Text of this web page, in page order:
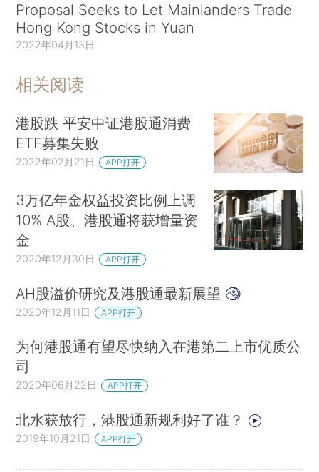
Proposal Seeks to Let Mainlanders Trade
Hong Kong Stocks in Yuan
2022年04月13日
相关阅读
港股跌 平安中证港股通消费
ETF募集失败
2022年02月21日 APP打开
3万亿年金权益投资比例上调
10% A股、港股通将获增量资
金
2020年12月30日 APP打开
AH股溢价研究及港股通最新展望
2020年12月11日 APP打开
为何港股通有望尽快纳入在港第二上市优质公
司
2020年06月22日 APP打开
北水获放行，港股通新规利好了谁？
2019年10月21日 APP打开